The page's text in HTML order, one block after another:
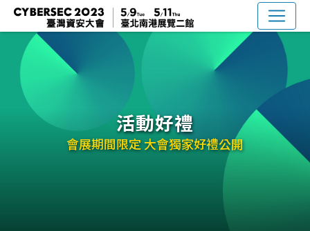
活動好禮
會展期間限定 大會獨家好禮公開